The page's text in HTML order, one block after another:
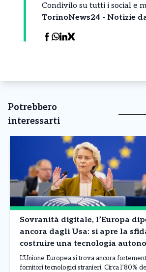
Condivilo su tutti i social e
TorinoNews24 - Notizie
Potrebbero
interessarti
Sovranità digitale, l’Europa
ancora dagli Usa: si apre la
costruire una tecnologia
L’Unione Europea si trova ancora
fornitori tecnologici stranieri. Circa l’80%